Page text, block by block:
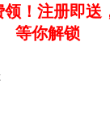
！注册即送
等你解锁